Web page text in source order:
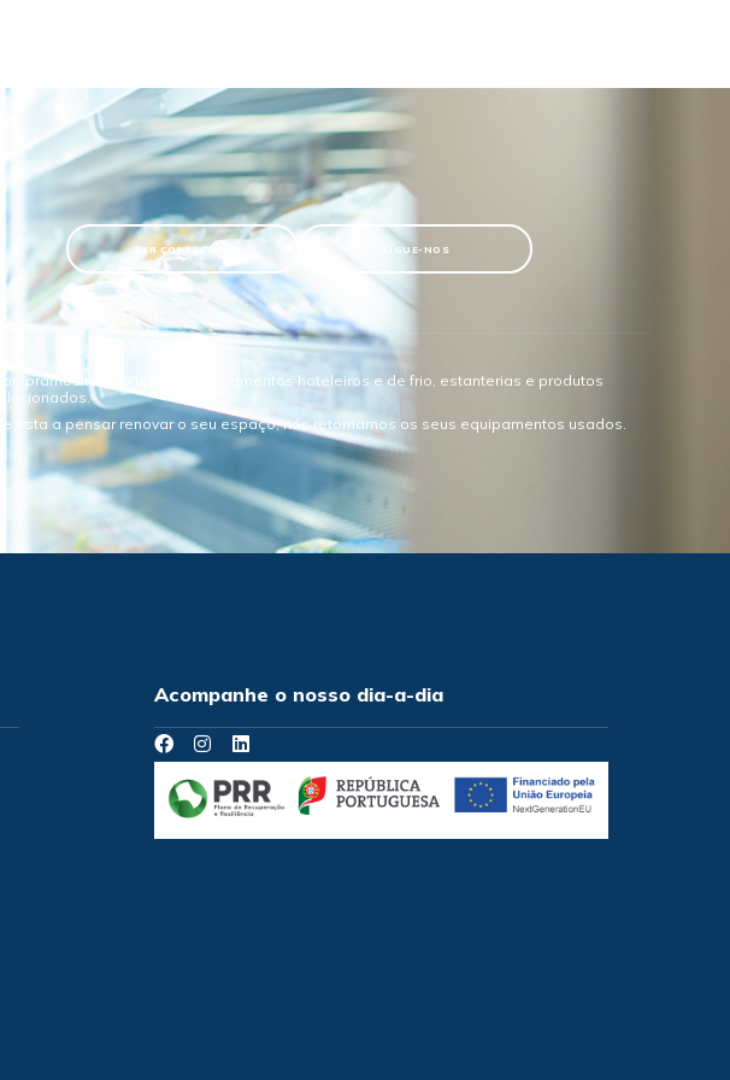
VER CONTACTOS LIGUE-NOS
Compramos todo o tipo de equipamentos hoteleiros e de frio, estanterias e produtos
relacionados.
Se esta a pensar renovar o seu espaço, nós retomamos os seus equipamentos usados.
Acompanhe o nosso dia-a-dia